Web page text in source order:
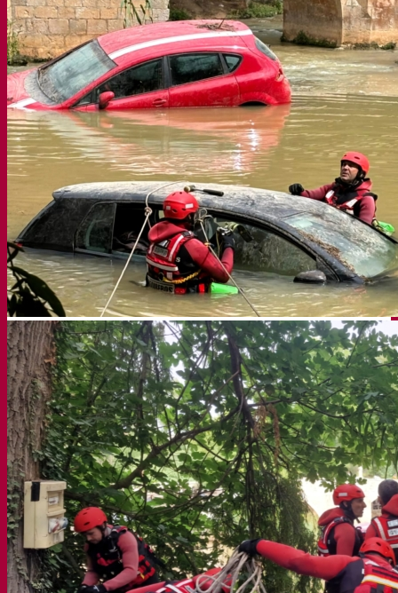
Transparencia
Sedipualba
Sedipualba
Segex
Segra
Sefycu
Seface
Seres